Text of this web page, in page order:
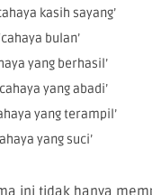
kasih sayang’
bulan’
yang berhasil’
yang abadi’
yang terampil’
yang suci’
ini tidak hanya